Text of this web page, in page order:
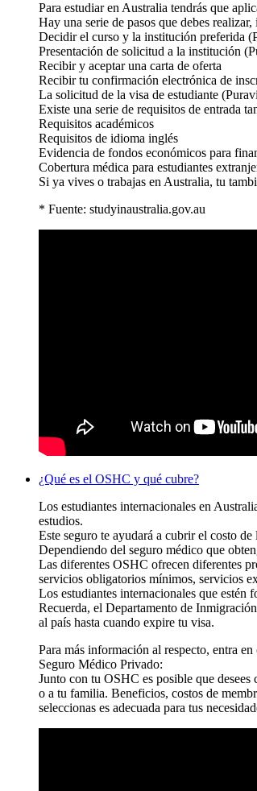
Para estudiar en Australia tendrás que
Hay una serie de pasos que debes
Decidir el curso y la institución preferida
Presentación de solicitud a la institución
Recibir y aceptar una carta de oferta
Recibir tu confirmación electrónica de
La solicitud de la visa de estudiante
Existe una serie de requisitos de entrada
Requisitos académicos
Requisitos de idioma inglés
Evidencia de fondos económicos para
Cobertura médica para estudiantes
Si ya vives o trabajas en Australia, tu
* Fuente: studyinaustralia.gov.au
¿Qué es el OSHC y qué cubre?
Los estudiantes internacionales en
estudios.
Este seguro te ayudará a cubrir el costo
Dependiendo del seguro médico que
Las diferentes OSHC ofrecen diferentes
servicios obligatorios mínimos, servicios
Los estudiantes internacionales que estén
Recuerda, el Departamento de
al país hasta cuando expire tu visa.
Para más información al respecto, entra
Seguro Médico Privado:
Junto con tu OSHC es posible que
o a tu familia. Beneficios, costos de
seleccionas es adecuada para tus